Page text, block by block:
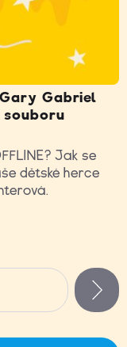
Gabriel
souboru
Jak se
dětské herce